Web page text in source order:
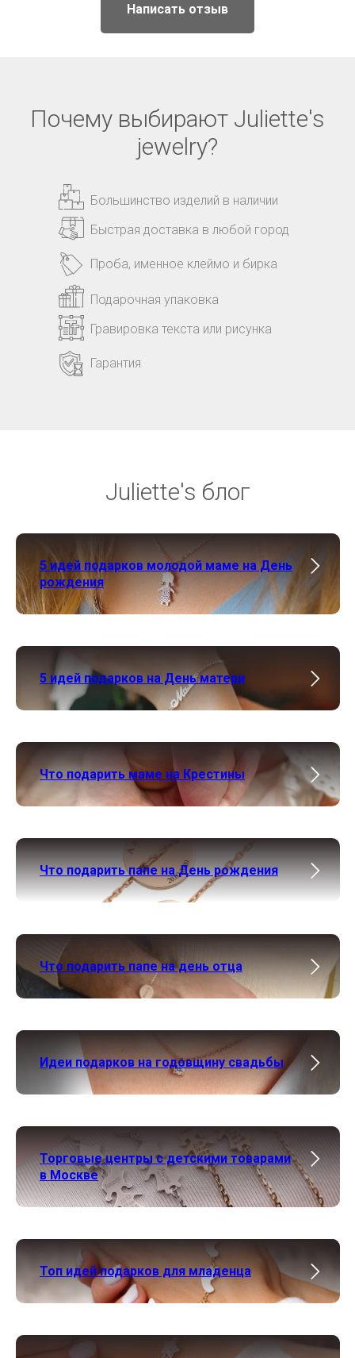
Написать отзыв
Почему выбирают Juliette's
jewelry?
Большинство изделий в наличии
Быстрая доставка в любой город
Подарочная упаковка
Гравировка текста или рисунка
Проба, именное клеймо и бирка
Гарантия
Juliette's блог
5 идей подарков молодой маме на День
рождения
5 идей подарков на День матери
Что подарить маме на Крестины
Что подарить папе на День рождения
Что подарить папе на день отца
Идеи подарков на годовщину свадьбы
Торговые центры с детскими товарами
в Москве
Топ идей подарков для младенца